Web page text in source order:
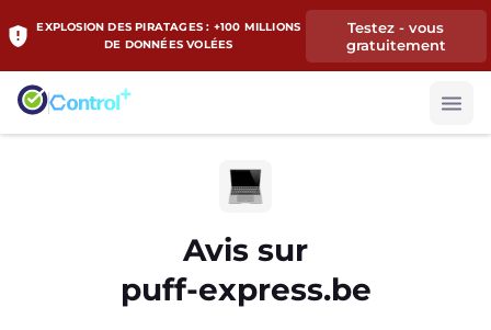
EXPLOSION DES PIRATAGES : +100 MILLIONS
DE DONNÉES VOLÉES
Testez - vous
gratuitement
Avis sur
puff-express.be